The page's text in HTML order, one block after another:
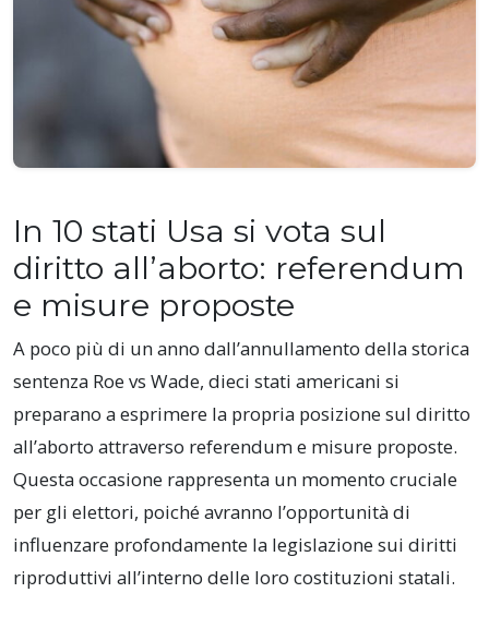
In 10 stati Usa si vota sul
diritto all’aborto: referendum
e misure proposte
A poco più di un anno dall’annullamento della storica
sentenza Roe vs Wade, dieci stati americani si
preparano a esprimere la propria posizione sul diritto
all’aborto attraverso referendum e misure proposte.
Questa occasione rappresenta un momento cruciale
per gli elettori, poiché avranno l’opportunità di
influenzare profondamente la legislazione sui diritti
riproduttivi all’interno delle loro costituzioni statali.